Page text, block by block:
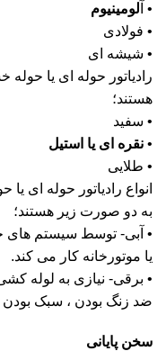
• لومینیوم
• فولادی
• شیشه ای
رادیاتور حوله ای یا
هستند؛
• سفید
• نقره ای یا استیل
• طلایی
انواع رادیاتور حوله ای
به دو صورت زیر هستند؛
• آبی- توسط سیستم های
یا موتورخانه کار می کند.
• برقی- نیازی به لوله
ضد زنگ بودن ، سبک بودن
سخن پایانی